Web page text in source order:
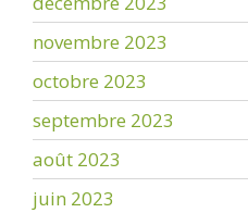
novembre 2023
octobre 2023
septembre 2023
août 2023
juin 2023